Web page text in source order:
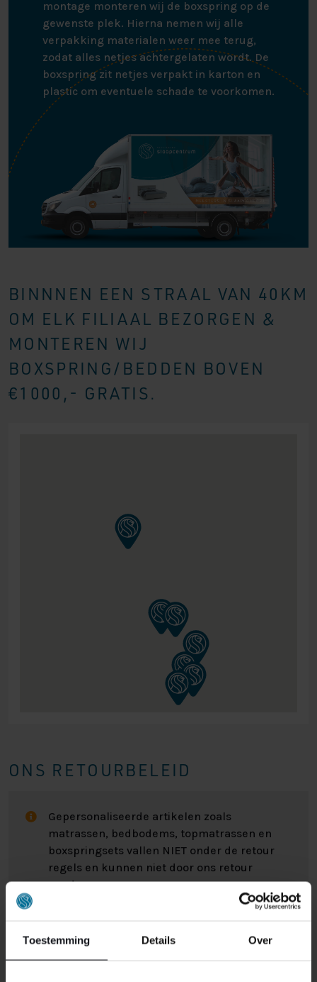
Toestemming Details Over
montage monteren wij de boxspring op de
gewenste plek. Hierna nemen wij alle
verpakking materialen weer mee terug,
zodat alles netjes achtergelaten wordt. De
boxspring zit netjes verpakt in karton en
plastic om eventuele schade te voorkomen.
BINNNEN EEN STRAAL VAN 40KM
OM ELK FILIAAL BEZORGEN &
MONTEREN WIJ
BOXSPRING/BEDDEN BOVEN
€1000,- GRATIS.
ONS RETOURBELEID
Gepersonaliseerde artikelen zoals
matrassen, bedbodems, topmatrassen en
boxspringsets vallen NIET onder de retour
regels en kunnen niet door ons retour
worden genomen.
retour wilt sturen. Wellicht omdat het product toch niet
bevalt of misschien dat er een andere reden is waarom